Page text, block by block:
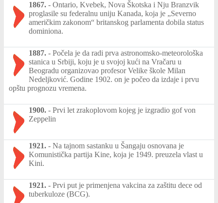
1867. - Ontario, Kvebek, Nova Škotska i Nju Branzvik
proglasile su federalnu uniju Kanada, koja je „Severno
američkim zakonom“ britanskog parlamenta dobila status
dominiona.
1887. - Počela je da radi prva astronomsko-meteorološka
stanica u Srbiji, koju je u svojoj kući na Vračaru u
Beogradu organizovao profesor Velike škole Milan
Nedeljković. Godine 1902. on je počeo da izdaje i prvu
opštu prognozu vremena.
1900. - Prvi let zrakoplovom kojeg je izgradio gof von
Zeppelin
1921. - Na tajnom sastanku u Šangaju osnovana je
Komunistička partija Kine, koja je 1949. preuzela vlast u
Kini.
1921. - Prvi put je primenjena vakcina za zaštitu dece od
tuberkuloze (BCG).